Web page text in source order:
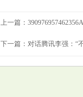
上一篇：
下一篇： 对话腾讯李强：“